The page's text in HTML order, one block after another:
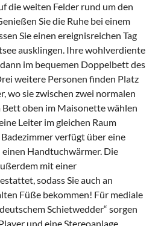
die weiten Felder rund um den
Sie die Ruhe bei einem
Sie einen ereignisreichen Tag
ausklingen. Ihre wohlverdiente
im bequemen Doppelbett des
weitere Personen finden Platz
wo sie zwischen zwei normalen
oben im Maisonette wählen
Leiter im gleichen Raum
verfügt über eine
Handtuchwärmer. Die
mit einer
sodass Sie auch an
Füße bekommen! Für mediale
Schietwedder“ sorgen
und eine Stereoanlage.